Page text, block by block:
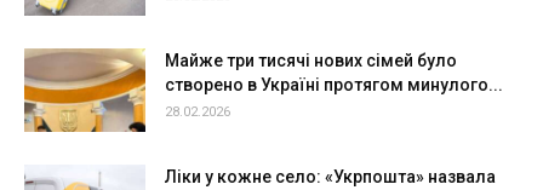
Майже три тисячі нових сімей було
створено в Україні протягом минулого...
28.02.2026
Ліки у кожне село: «Укрпошта» назвала